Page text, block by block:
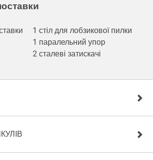
1 стіл для лобзикової пилки
1 паралельний упор
2 сталеві затискачі